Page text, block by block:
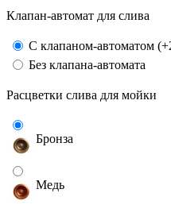
Клапан-автомат для слива
С клапаном-автоматом
Без клапана-автомата
Расцветки слива для мойки
Бронза
Медь